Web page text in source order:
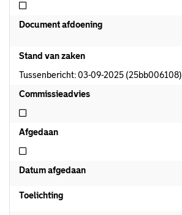
Niet afdoeningsvoorstel aanwezig
Document afdoening
Stand van zaken
Tussenbericht: 03-09-2025 (25bb006108)
Commissieadvies
Niet commissieadvies
Afgedaan
Niet afgedaan
Datum afgedaan
Toelichting